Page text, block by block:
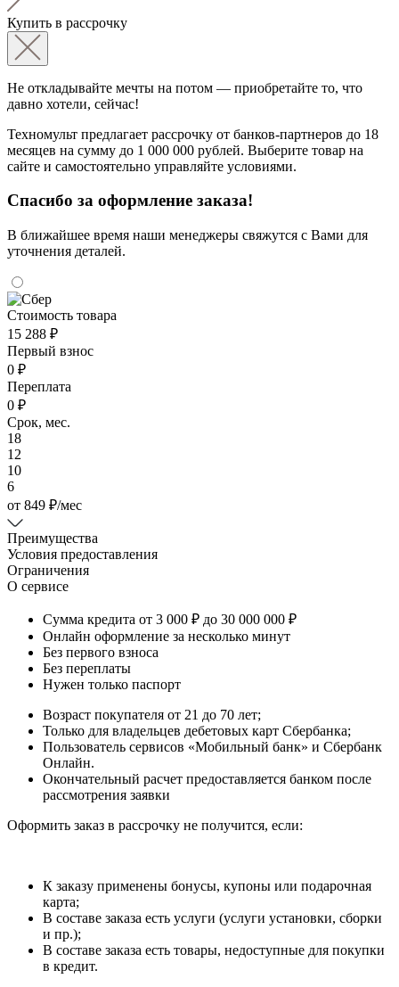
Купить в рассрочку
Не откладывайте мечты на потом — приобретайте то, что
давно хотели, сейчас!
Техномульт предлагает рассрочку от банков-партнеров до 18
месяцев на сумму до 1 000 000 рублей. Выберите товар на
сайте и самостоятельно управляйте условиями.
Спасибо за оформление заказа!
В ближайшее время наши менеджеры свяжутся с Вами для
уточнения деталей.
Стоимость товара
15 288 ₽
Первый взнос
0 ₽
Переплата
0 ₽
Срок, мес.
18
12
10
6
от 849 ₽/мес
Преимущества
Условия предоставления
Ограничения
О сервисе
Сумма кредита от 3 000 ₽ до 30 000 000 ₽
Онлайн оформление за несколько минут
Без первого взноса
Без переплаты
Нужен только паспорт
Возраст покупателя от 21 до 70 лет;
Только для владельцев дебетовых карт Сбербанка;
Пользователь сервисов «Мобильный банк» и Сбербанк
Онлайн.
Окончательный расчет предоставляется банком после
рассмотрения заявки
Оформить заказ в рассрочку не получится, если:
К заказу применены бонусы, купоны или подарочная
карта;
В составе заказа есть услуги (услуги установки, сборки
и пр.);
В составе заказа есть товары, недоступные для покупки
в кредит.